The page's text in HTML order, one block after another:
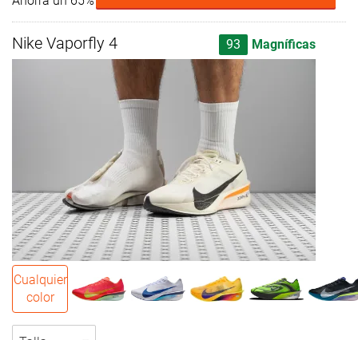
Nike Vaporfly 4 93 Magníficas
Cualquier
color